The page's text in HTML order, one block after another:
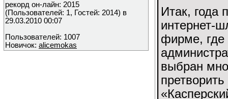
рекорд он-лайн: 2015
(Пользователей: 1, Гостей: 2014) в
29.03.2010 00:07
Пользователей: 1007
Новичок: alicemokas
Итак, года
интернет-
фирме, где
выбран